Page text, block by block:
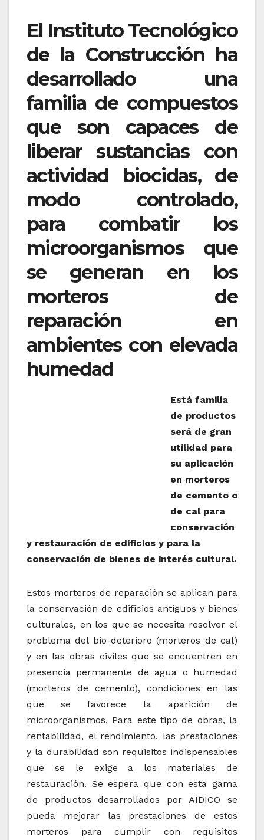
El Instituto Tecnológico
de la Construcción ha
desarrollado una
familia de compuestos
que son capaces de
liberar sustancias con
actividad biocidas, de
modo controlado,
para combatir los
microorganismos que
se generan en los
morteros de
reparación en
ambientes con elevada
humedad
Está familia
de productos
será de gran
utilidad para
su aplicación
en morteros
de cemento o
de cal para
conservación
y restauración de edificios y para la
conservación de bienes de interés cultural.
Estos morteros de reparación se aplican para
la conservación de edificios antiguos y bienes
culturales, en los que se necesita resolver el
problema del bio-deterioro (morteros de cal)
y en las obras civiles que se encuentren en
presencia permanente de agua o humedad
(morteros de cemento), condiciones en las
que se favorece la aparición de
microorganismos. Para este tipo de obras, la
rentabilidad, el rendimiento, las prestaciones
y la durabilidad son requisitos indispensables
que se le exige a los materiales de
restauración. Se espera que con esta gama
de productos desarrollados por AIDICO se
pueda mejorar las prestaciones de estos
morteros para cumplir con requisitos